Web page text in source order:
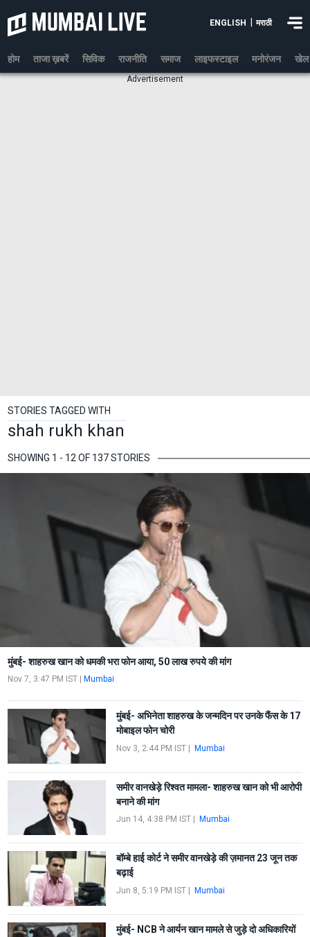
ENGLISH मराठी
होम ताजा ख़बरें सिविक राजनीति समाज लाइफस्टाइल मनोरंजन खेल
Advertisement
STORIES TAGGED WITH
shah rukh khan
SHOWING 1 - 12 OF 137 STORIES
मुंबई- शाहरुख खान को धमकी भरा फोन आया, 50 लाख रुपये की मांग
Nov 7, 3:47 PM IST Mumbai
मुंबई- अभिनेता शाहरुख के जन्मदिन पर उनके फैंस के 17
मोबाइल फोन चोरी
Nov 3, 2:44 PM IST| Mumbai
समीर वानखेड़े रिश्वत मामला- शाहरुख खान को भी आरोपी
बनाने की मांग
Jun 14, 4:38 PM IST| Mumbai
बॉम्बे हाई कोर्ट ने समीर वानखेड़े की ज़मानत 23 जून तक
बढ़ाई
Jun 8, 5:19 PM IST| Mumbai
मुंबई- NCB ने आर्यन खान मामले से जुड़े दो अधिकारियों